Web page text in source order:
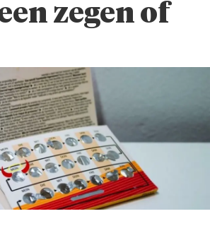
zegen of